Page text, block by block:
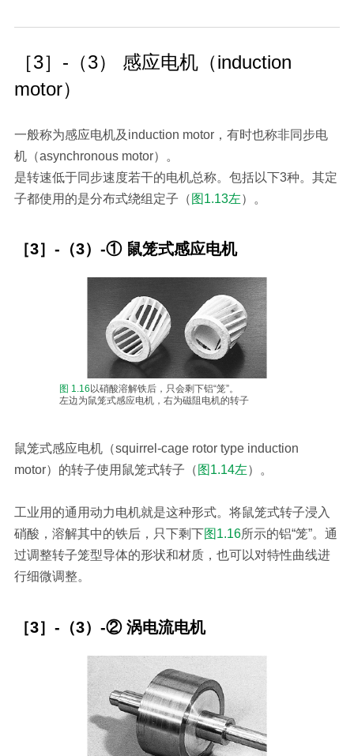
［3］-（3） 感应电机（induction
motor）
一般称为感应电机及induction motor，有时也称非同步电
机（asynchronous motor）。
是转速低于同步速度若干的电机总称。包括以下3种。其定
子都使用的是分布式绕组定子（ 图1.13左）。
［3］-（3）-① 鼠笼式感应电机
图 1.16 以硝酸溶解铁后，只会剩下铝“笼”。
左边为鼠笼式感应电机，右为磁阻电机的转子
鼠笼式感应电机（squirrel-cage rotor type induction
motor）的转子使用鼠笼式转子（ 图1.14左）。
工业用的通用动力电机就是这种形式。将鼠笼式转子浸入
硝酸，溶解其中的铁后，只下剩下图1.16所示的铝“笼”。通
过调整转子笼型导体的形状和材质，也可以对特性曲线进
行细微调整。
［3］-（3）-② 涡电流电机